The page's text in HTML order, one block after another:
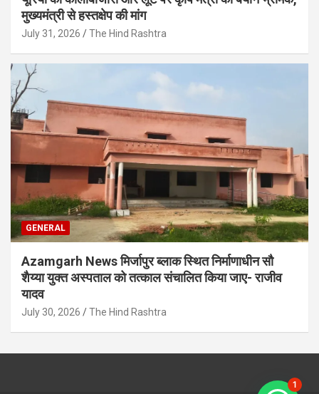
मुख्यमंत्री से हस्तक्षेप की मांग
July 31, 2026 The Hind Rashtra
GENERAL
Azamgarh News मिर्जापुर ब्लाक स्थित निर्माणाधीन सौ
शैय्या युक्त अस्पताल को तत्काल संचालित किया जाए- राजीव
यादव
July 30, 2026 The Hind Rashtra
1